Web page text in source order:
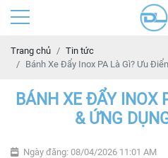
Trang chủ
Tin tức
Bánh Xe Đẩy Inox PA Là Gì? Ưu
BÁNH XE ĐẨY INOX
& ỨNG
Ngày đăng: 08/04/2026 11:01 AM